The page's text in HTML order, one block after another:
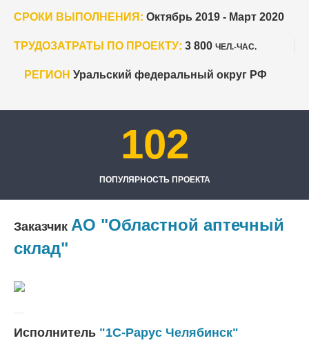
СРОКИ ВЫПОЛНЕНИЯ: Октябрь 2019 - Март 2020
ТРУДОЗАТРАТЫ ПО ПРОЕКТУ: 3 800 ЧЕЛ.-ЧАС.
РЕГИОН Уральский федеральный округ РФ
102
ПОПУЛЯРНОСТЬ ПРОЕКТА
Заказчик АО "Областной аптечный
склад"
Исполнитель "1С-Рарус Челябинск"